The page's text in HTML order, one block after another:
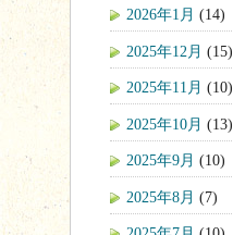
2026年1月 (14)
2025年12月 (15)
2025年11月 (10)
2025年10月 (13)
2025年9月 (10)
2025年8月 (7)